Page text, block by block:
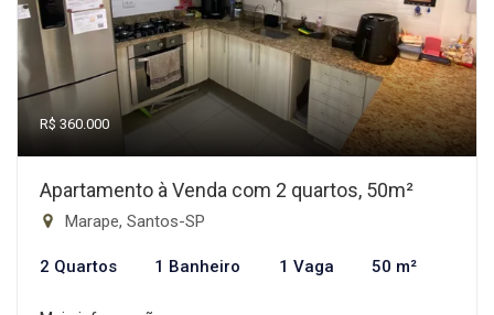
R$ 360.000
Apartamento à Venda com 2 quartos, 50m²
Marape, Santos-SP
2 Quartos 1 Banheiro 1 Vaga 50 m²